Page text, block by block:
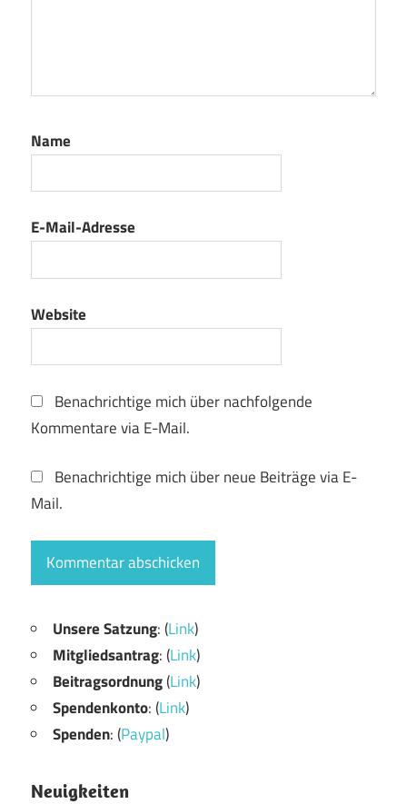
Name
E-Mail-Adresse
Website
Benachrichtige mich über nachfolgende
Kommentare via E-Mail.
Benachrichtige mich über neue Beiträge via E-
Mail.
Unsere Satzung: (Link)
Mitgliedsantrag: (Link)
Beitragsordnung(Link)
Spendenkonto: (Link)
Spenden: (Paypal)
Neuigkeiten